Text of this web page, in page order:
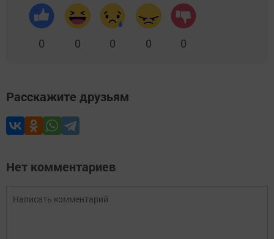
0 0 0 0 0
Расскажите друзьям
Нет комментариев